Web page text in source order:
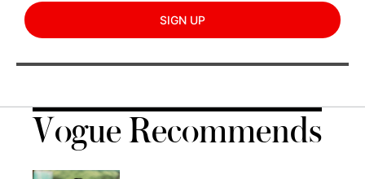
SIGN UP
Vogue Recommends